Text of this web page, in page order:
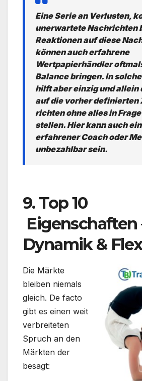
Eine Serie an Verlusten,
unerwartete Nachrichten
Reaktionen auf diese
können auch erfahrene
Wertpapierhändler
Balance bringen. In
hilft aber einzig und allein
auf die vorher definierten
richten ohne alles in
stellen. Hier kann auch ein
erfahrener Coach oder
unbezahlbar sein.
9. Top 10
Eigenschaften
Dynamik &
Die Märkte
bleiben niemals
gleich. De facto
gibt es einen weit
verbreiteten
Spruch an den
Märkten der
besagt: